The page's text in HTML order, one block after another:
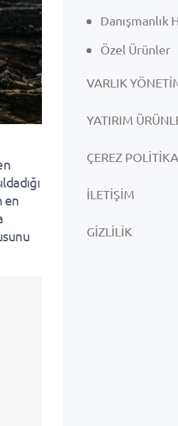
en
Danışmanlık
Özel Ürünler
VARLIK
YATIRIM
ÇEREZ
İLETIŞIM
GIZLILIK